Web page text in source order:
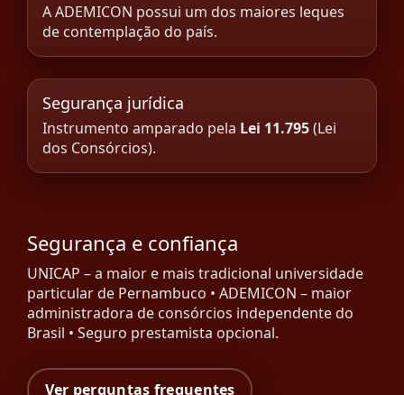
A ADEMICON possui um dos maiores leques
de contemplação do país.
Segurança jurídica
Instrumento amparado pela Lei 11.795(Lei
dos Consórcios).
Segurança e confiança
UNICAP – a maior e mais tradicional universidade
particular de Pernambuco • ADEMICON – maior
administradora de consórcios independente do
Brasil • Seguro prestamista opcional.
Ver perguntas frequentes